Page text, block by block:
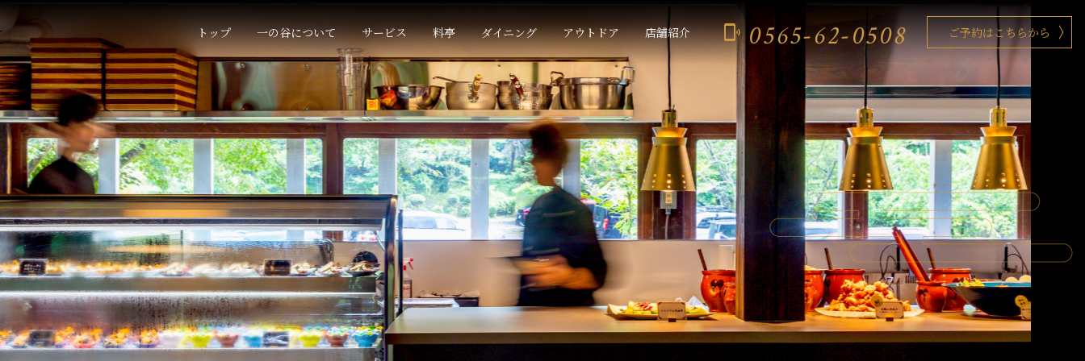
トップ 一の谷について サービス 料亭 ダイニング アウトドア 店舗紹介 phonelink_ring 0565-62-0508 ご予約はこちらから